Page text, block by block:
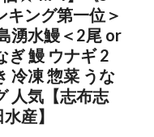
キング第一位＞
湧水鰻＜2尾 or
ぎ 鰻 ウナギ 2
冷凍 惣菜 うな
人気【志布志
産】